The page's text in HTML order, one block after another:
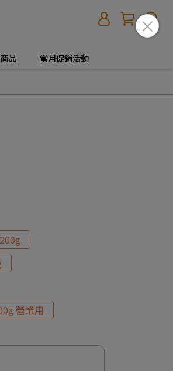
品 當月促銷活動
營業用